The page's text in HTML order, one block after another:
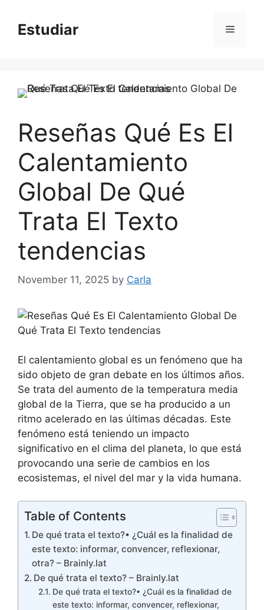
contentEstudiar Menu
Reseñas Qué Es El
Calentamiento
Global De Qué
Trata El Texto
tendencias
November 11, 2025 by Carla
El calentamiento global es un fenómeno que ha
sido objeto de gran debate en los últimos años.
Se trata del aumento de la temperatura media
global de la Tierra, que se ha producido a un
ritmo acelerado en las últimas décadas. Este
fenómeno está teniendo un impacto
significativo en el clima del planeta, lo que está
provocando una serie de cambios en los
ecosistemas, el nivel del mar y la vida humana.
Table of Contents
De qué trata el texto?• ¿Cuál es la finalidad de
este texto: informar, convencer, reflexionar,
otra? – Brainly.lat
De qué trata el texto?​ – Brainly.lat
De qué trata el texto?• ¿Cuál es la finalidad de
este texto: informar, convencer, reflexionar,